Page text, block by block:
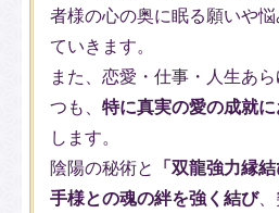
者様の心の奥に眠る願いや
ていきます。
また、恋愛・仕事・人生あ
つも、 特に真実の愛の成就
します。
陰陽の秘術と 「双龍強力縁
手様との魂の絆を強く結び